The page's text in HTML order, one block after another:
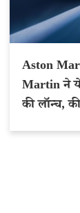
Aston
Martin ने ये
की लॉन्च,